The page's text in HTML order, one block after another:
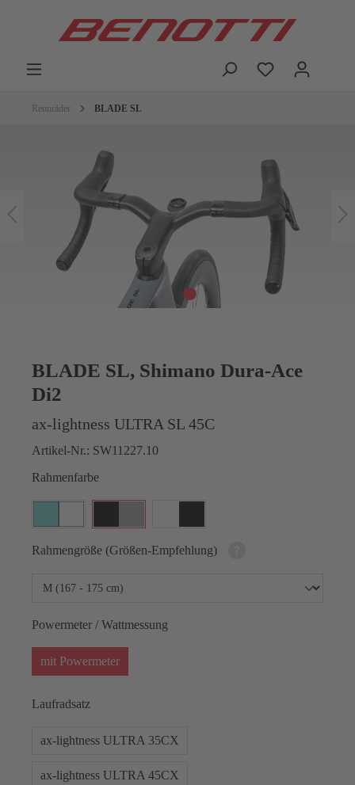
Rennräder BLADE SL
BLADE SL, Shimano Dura-Ace
Di2
ax-lightness ULTRA SL 45C
Artikel-Nr.: SW11227.10
Rahmenfarbe
Rahmengröße (Größen-Empfehlung)
Powermeter / Wattmessung
mit Powermeter
Laufradsatz
ax-lightness ULTRA 35CX
ax-lightness ULTRA 45CX